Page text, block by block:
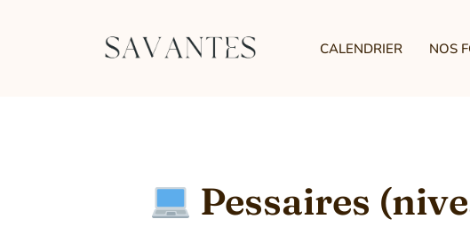
CALENDRIER NOS
Pessaires